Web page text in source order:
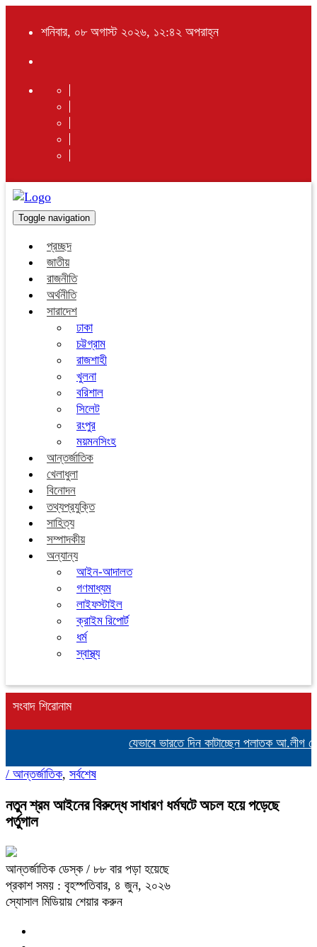
শনিবার, ০৮ অগাস্ট ২০২৬, ১২:৪২ অপরাহ্ন
Toggle navigation
প্রচ্ছদ
জাতীয়
রাজনীতি
অর্থনীতি
সারাদেশ
ঢাকা
চট্টগ্রাম
রাজশাহী
খুলনা
বরিশাল
সিলেট
রংপুর
ময়মনসিংহ
আন্তর্জাতিক
খেলাধুলা
বিনোদন
তথ্যপ্রযুক্তি
সাহিত্য
সম্পাদকীয়
অন্যান্য
আইন-আদালত
গণমাধ্যম
লাইফস্টাইল
ক্রাইম রিপোর্ট
ধর্ম
স্বাস্থ্য
সংবাদ শিরোনাম
যেভাবে ভারতে দিন কাটাচ্ছেন পলাতক আ.লীগ
/ আন্তর্জাতিক, সর্বশেষ
নতুন শ্রম আইনের বিরুদ্ধে সাধারণ ধর্মঘটে অচল হয়ে পড়েছে
পর্তুগাল
আন্তর্জাতিক ডেস্ক / ৮৮ বার পড়া হয়েছে
প্রকাশ সময় : বৃহস্পতিবার, ৪ জুন, ২০২৬
স্যোসাল মিডিয়ায় শেয়ার করুন